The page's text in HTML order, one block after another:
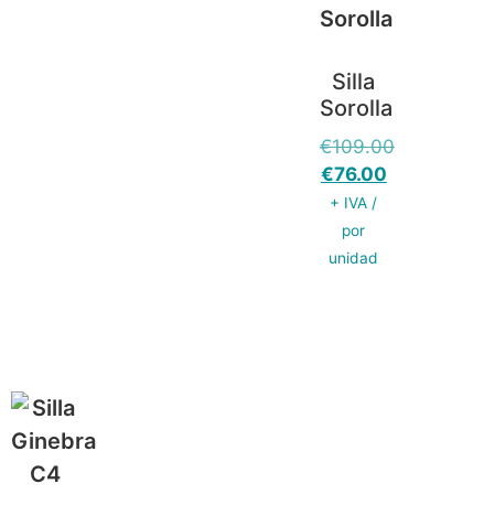
Silla
Sorolla
€109.00
€76.00
+ IVA /
por
unidad